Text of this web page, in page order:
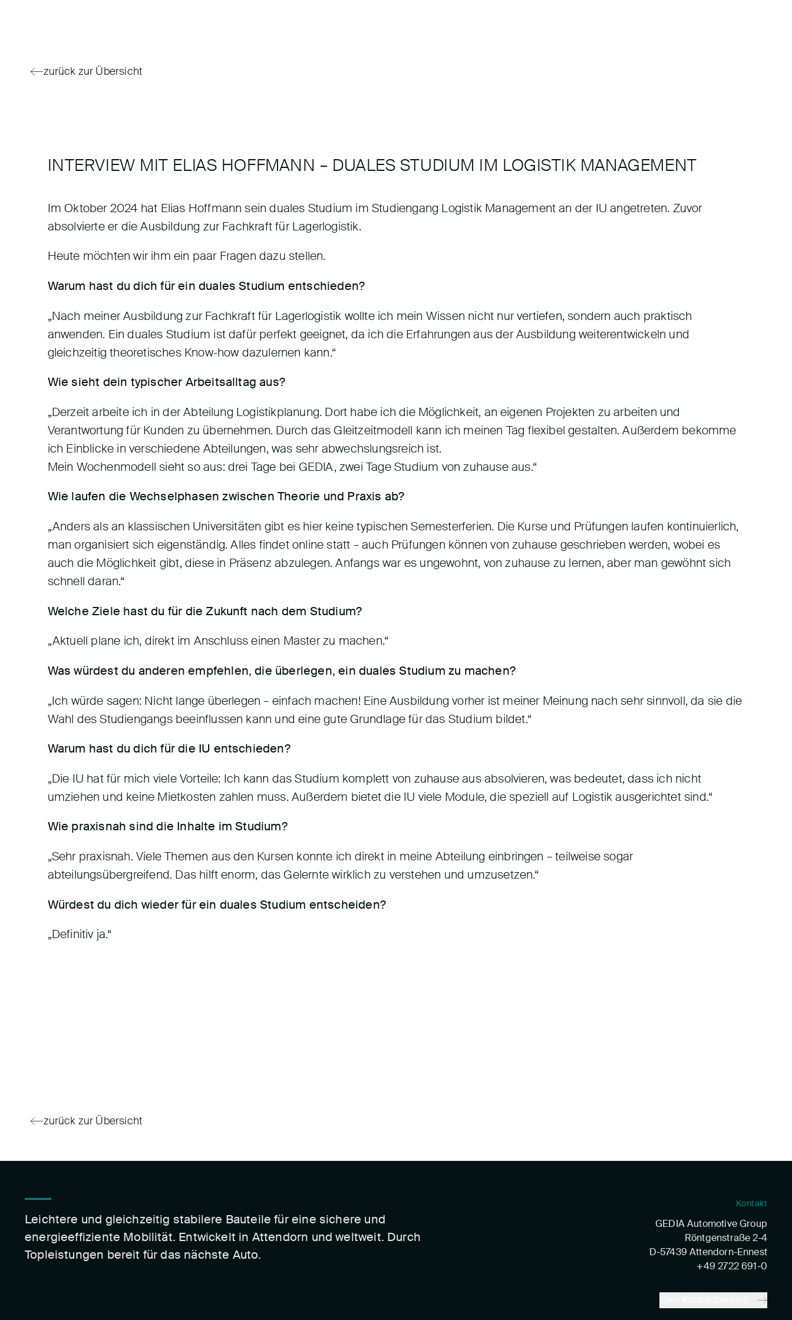
zurück zur Übersicht
INTERVIEW MIT ELIAS HOFFMANN – DUALES STUDIUM IM LOGISTIK MANAGEMENT
Im Oktober 2024 hat Elias Hoffmann sein duales Studium im Studiengang Logistik Management an der IU angetreten. Zuvor
absolvierte er die Ausbildung zur Fachkraft für Lagerlogistik.
Heute möchten wir ihm ein paar Fragen dazu stellen.
Warum hast du dich für ein duales Studium entschieden?
„Nach meiner Ausbildung zur Fachkraft für Lagerlogistik wollte ich mein Wissen nicht nur vertiefen, sondern auch praktisch
anwenden. Ein duales Studium ist dafür perfekt geeignet, da ich die Erfahrungen aus der Ausbildung weiterentwickeln und
gleichzeitig theoretisches Know-how dazulernen kann.“
Wie sieht dein typischer Arbeitsalltag aus?
„Derzeit arbeite ich in der Abteilung Logistikplanung. Dort habe ich die Möglichkeit, an eigenen Projekten zu arbeiten und
Verantwortung für Kunden zu übernehmen. Durch das Gleitzeitmodell kann ich meinen Tag flexibel gestalten. Außerdem bekomme
ich Einblicke in verschiedene Abteilungen, was sehr abwechslungsreich ist.
Mein Wochenmodell sieht so aus: drei Tage bei GEDIA, zwei Tage Studium von zuhause aus.“
Wie laufen die Wechselphasen zwischen Theorie und Praxis ab?
„Anders als an klassischen Universitäten gibt es hier keine typischen Semesterferien. Die Kurse und Prüfungen laufen kontinuierlich,
man organisiert sich eigenständig. Alles findet online statt – auch Prüfungen können von zuhause geschrieben werden, wobei es
auch die Möglichkeit gibt, diese in Präsenz abzulegen. Anfangs war es ungewohnt, von zuhause zu lernen, aber man gewöhnt sich
schnell daran.“
Welche Ziele hast du für die Zukunft nach dem Studium?
„Aktuell plane ich, direkt im Anschluss einen Master zu machen.“
Was würdest du anderen empfehlen, die überlegen, ein duales Studium zu machen?
„Ich würde sagen: Nicht lange überlegen – einfach machen! Eine Ausbildung vorher ist meiner Meinung nach sehr sinnvoll, da sie die
Wahl des Studiengangs beeinflussen kann und eine gute Grundlage für das Studium bildet.“
Warum hast du dich für die IU entschieden?
„Die IU hat für mich viele Vorteile: Ich kann das Studium komplett von zuhause aus absolvieren, was bedeutet, dass ich nicht
umziehen und keine Mietkosten zahlen muss. Außerdem bietet die IU viele Module, die speziell auf Logistik ausgerichtet sind.“
Wie praxisnah sind die Inhalte im Studium?
„Sehr praxisnah. Viele Themen aus den Kursen konnte ich direkt in meine Abteilung einbringen – teilweise sogar
abteilungsübergreifend. Das hilft enorm, das Gelernte wirklich zu verstehen und umzusetzen.“
Würdest du dich wieder für ein duales Studium entscheiden?
„Definitiv ja.“
zurück zur Übersicht
Leichtere und gleichzeitig stabilere Bauteile für eine sichere und
energieeffiziente Mobilität. Entwickelt in Attendorn und weltweit. Durch
Topleistungen bereit für das nächste Auto.
Kontakt
GEDIA Automotive Group
Röntgenstraße 2-4
D-57439 Attendorn-Ennest
+49 2722 691-0